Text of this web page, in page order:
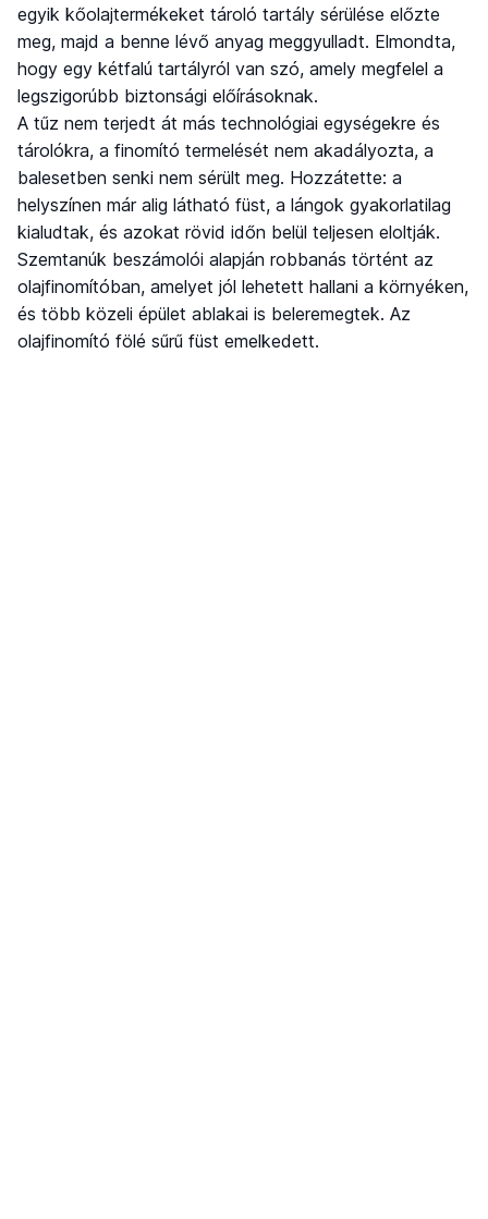
egyik kőolajtermékeket tároló tartály sérülése előzte
meg, majd a benne lévő anyag meggyulladt. Elmondta,
hogy egy kétfalú tartályról van szó, amely megfelel a
legszigorúbb biztonsági előírásoknak.
A tűz nem terjedt át más technológiai egységekre és
tárolókra, a finomító termelését nem akadályozta, a
balesetben senki nem sérült meg. Hozzátette: a
helyszínen már alig látható füst, a lángok gyakorlatilag
kialudtak, és azokat rövid időn belül teljesen eloltják.
Szemtanúk beszámolói alapján robbanás történt az
olajfinomítóban, amelyet jól lehetett hallani a környéken,
és több közeli épület ablakai is beleremegtek. Az
olajfinomító fölé sűrű füst emelkedett.